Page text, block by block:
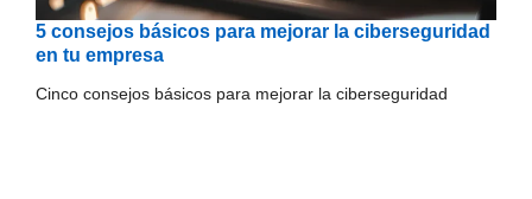
5 consejos básicos para mejorar la ciberseguridad
en tu empresa
Cinco consejos básicos para mejorar la ciberseguridad